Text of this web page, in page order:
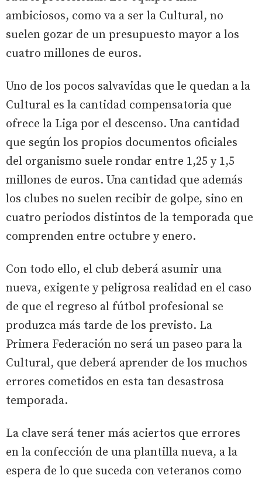
ambiciosos, como va a ser la Cultural, no
suelen gozar de un presupuesto mayor a los
cuatro millones de euros.
Uno de los pocos salvavidas que le quedan a la
Cultural es la cantidad compensatoria que
ofrece la Liga por el descenso. Una cantidad
que según los propios documentos oficiales
del organismo suele rondar entre 1,25 y 1,5
millones de euros. Una cantidad que además
los clubes no suelen recibir de golpe, sino en
cuatro periodos distintos de la temporada que
comprenden entre octubre y enero.
Con todo ello, el club deberá asumir una
nueva, exigente y peligrosa realidad en el caso
de que el regreso al fútbol profesional se
produzca más tarde de los previsto. La
Primera Federación no será un paseo para la
Cultural, que deberá aprender de los muchos
errores cometidos en esta tan desastrosa
temporada.
La clave será tener más aciertos que errores
en la confección de una plantilla nueva, a la
espera de lo que suceda con veteranos como